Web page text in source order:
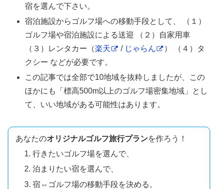
宿を選んで下さい。
宿泊施設からゴルフ場への移動手段として、 （１）
ゴルフ場や宿泊施設による送迎 （２）自家用車
（３）レンタカー（楽天 / じゃらん
） （４）タ
クシー などが必要です。
この記事では全部で10地域を抜粋しましたが、この
ほかにも「標高500m以上のゴルフ場密集地域」とし
て、いい地域がある可能性はあります。
あなたのオリジナルゴルフ旅行プランを作ろう！
行きたいゴルフ場を選んで、
泊まりたい宿を選んで、
宿⇔ゴルフ場の移動手段を決める。